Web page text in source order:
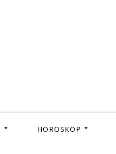
HOROSKOP